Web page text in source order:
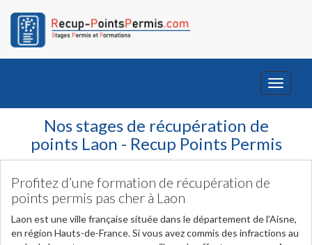
Toggle
Nos stages de récupération de
points Laon - Recup Points Permis
Profitez d’une formation de récupération de
points permis pas cher à Laon
Laon est une ville française située dans le département de l'Aisne,
en région Hauts-de-France. Si vous avez commis des infractions au